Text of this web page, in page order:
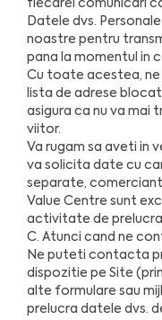
Datele dvs.
noastre pentru
pana la momentul in
Cu toate acestea,
lista de adrese
asigura ca nu va mai
viitor.
Va rugam sa aveti in
va solicita date cu
separate,
Value Centre sunt
activitate de
C. Atunci cand ne
Ne puteti contacta
dispozitie pe Site
alte formulare sau
prelucra datele dvs.